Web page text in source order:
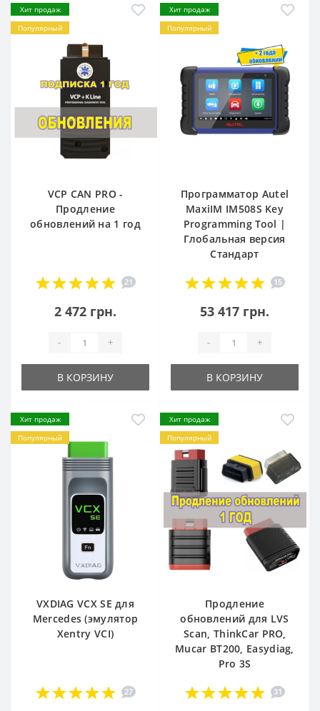
Хит продаж
Популярный
VCP CAN PRO -
Продление
обновлений на 1 год
21
2 472 грн.
- +
В КОРЗИНУ
Хит продаж
Популярный
Программатор Autel
MaxiIM IM508S Key
Programming Tool |
Глобальная версия
Стандарт
15
53 417 грн.
- +
В КОРЗИНУ
Хит продаж
Популярный
VXDIAG VCX SE для
Mercedes (эмулятор
Xentry VCI)
27
Хит продаж
Популярный
Продление
обновлений для LVS
Scan, ThinkCar PRO,
Mucar BT200, Easydiag,
Pro 3S
31